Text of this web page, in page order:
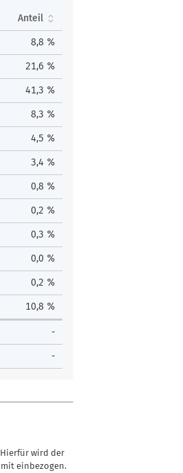
Anteil
8,8 %
21,6 %
41,3 %
8,3 %
4,5 %
3,4 %
0,8 %
0,2 %
0,3 %
0,0 %
0,2 %
10,8 %
-
-
wird der
einbezogen.